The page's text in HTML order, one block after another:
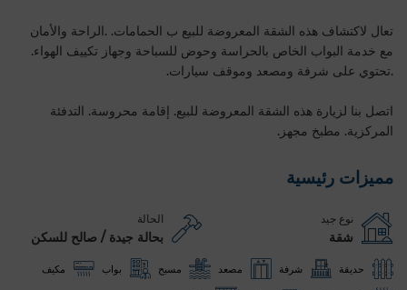
تعال لاكتشاف هذه الشقة المعروضة للبيع ب الحمامات. .الراحة والأمان
مع خدمة البواب الخاص بالحراسة وحوض للسباحة وجهاز تكييف الهواء.
.تحتوي على شرفة ومصعد وموقف سيارات.
اتصل بنا لزيارة هذه الشقة المعروضة للبيع. إقامة محروسة. التدفئة
المركزية. مطبخ مجهز.
مميزات رئيسية
نوع جيد
شقة
الحالة
بحالة جيدة / صالح للسكن
حديقة شرفة مصعد مسبح بواب مكيف